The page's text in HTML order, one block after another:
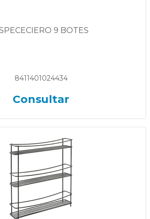
9 BOTES
8411401024434
Consultar